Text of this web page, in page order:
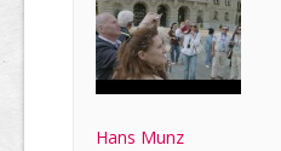
Hans Munz